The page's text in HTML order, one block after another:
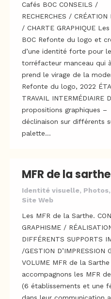
Cafés BOC CONSEILS /
RECHERCHES / CRÉATION
/ CHARTE GRAPHIQUE
BOC Refonte du logo et
d’une identité forte pour le
torréfacteur manceau qui
prend le virage de la
Refonte du logo, 2022
TRAVAIL INTERMÉDIAIRE
propositions graphiques –
déclinaison sur différents
palette…
MFR de la
Identité visuelle, Photos,
Site Web
Les MFR de la Sarthe.
GRAPHISME /
DIFFÉRENTS SUPPORTS
/GESTION D’IMPRESSION
VOLUME MFR de la Sarthe
accompagnons les MFR
(6 établissements et une